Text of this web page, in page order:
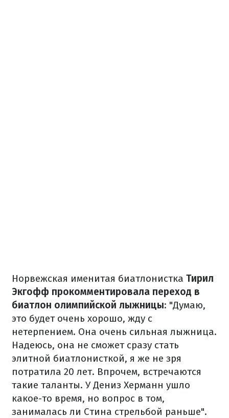
Норвежская именитая биатлонистка Тирил
Экгофф прокомментировала переход в
биатлон олимпийской лыжницы: "Думаю,
это будет очень хорошо, жду с
нетерпением. Она очень сильная лыжница.
Надеюсь, она не сможет сразу стать
элитной биатлонисткой, я же не зря
потратила 20 лет. Впрочем, встречаются
такие таланты. У Дениз Херманн ушло
какое-то время, но вопрос в том,
занималась ли Стина стрельбой раньше".